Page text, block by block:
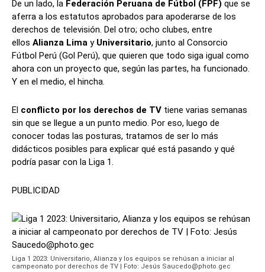
De un lado, la Federación Peruana de Fútbol (FPF) que se
aferra a los estatutos aprobados para apoderarse de los
derechos de televisión. Del otro; ocho clubes, entre
ellos Alianza Lima y Universitario, junto al Consorcio
Fútbol Perú (Gol Perú), que quieren que todo siga igual como
ahora con un proyecto que, según las partes, ha funcionado.
Y en el medio, el hincha.
El conflicto por los derechos de TV tiene varias semanas
sin que se llegue a un punto medio. Por eso, luego de
conocer todas las posturas, tratamos de ser lo más
didácticos posibles para explicar qué está pasando y qué
podría pasar con la Liga 1.
PUBLICIDAD
Liga 1 2023: Universitario, Alianza y los equipos se rehúsan a iniciar al
campeonato por derechos de TV | Foto: Jesús Saucedo@photo.gec